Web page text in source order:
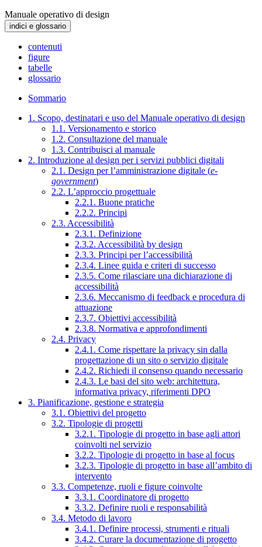
Manuale operativo di design
indici e glossario
contenuti
figure
tabelle
glossario
Sommario
1. Scopo, destinatari e uso del Manuale operativo di design
1.1. Versionamento e storico
1.2. Consultazione del manuale
1.3. Contribuisci al manuale
2. Introduzione al design per i servizi pubblici digitali
2.1. Design per l’amministrazione digitale (e-
government)
2.2. L’approccio progettuale
2.2.1. Buone pratiche
2.2.2. Principi
2.3. Accessibilità
2.3.1. Definizione
2.3.2. Accessibilità by design
2.3.3. Principi per l’accessibilità
2.3.4. Linee guida e criteri di successo
2.3.5. Come rilasciare una dichiarazione di
accessibilità
2.3.6. Meccanismo di feedback e procedura di
attuazione
2.3.7. Obiettivi accessibilità
2.3.8. Normativa e approfondimenti
2.4. Privacy
2.4.1. Come rispettare la privacy sin dalla
progettazione di un sito o servizio digitale
2.4.2. Richiedi il consenso quando necessario
2.4.3. Le basi del sito web: architettura,
informativa privacy, riferimenti DPO
3. Pianificazione, gestione e strategia
3.1. Obiettivi del progetto
3.2. Tipologie di progetti
3.2.1. Tipologie di progetto in base agli attori
coinvolti nel servizio
3.2.2. Tipologie di progetto in base al focus
3.2.3. Tipologie di progetto in base all’ambito di
intervento
3.3. Competenze, ruoli e figure coinvolte
3.3.1. Coordinatore di progetto
3.3.2. Definire ruoli e responsabilità
3.4. Metodo di lavoro
3.4.1. Definire processi, strumenti e rituali
3.4.2. Curare la documentazione di progetto